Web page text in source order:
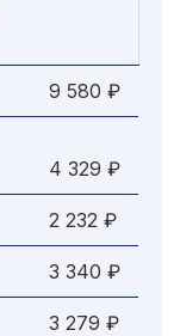
9 580 ₽
4 329 ₽
2 232 ₽
3 340 ₽
3 279 ₽